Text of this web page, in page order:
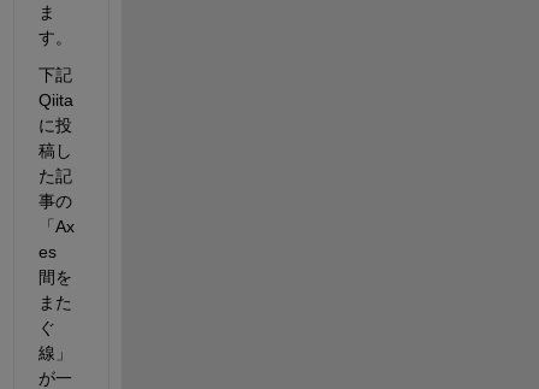
ま
す。
下記
Qiita
に投
稿し
た記
事の
「Ax
es
間を
また
ぐ
線」
が一